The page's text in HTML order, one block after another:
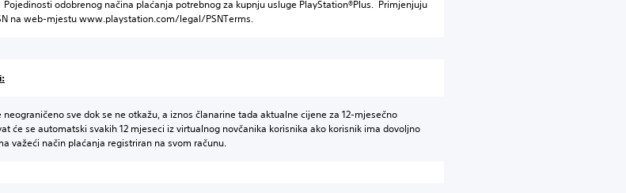
odobrenog načina plaćanja potrebnog za kupnju usluge PlayStation®Plus. Primjenjuju
na web-mjestu www.playstation.com/legal/PSNTerms.
neograničeno sve dok se ne otkažu, a iznos članarine tada aktualne cijene za 12-mjesečno
će se automatski svakih 12 mjeseci iz virtualnog novčanika korisnika ako korisnik ima dovoljno
važeći način plaćanja registriran na svom računu.